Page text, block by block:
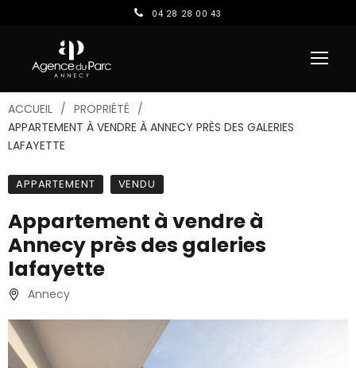
04 28 28 00 43
ACCUEIL
PROPRIÉTÉ
APPARTEMENT À VENDRE À ANNECY PRÈS DES GALERIES
LAFAYETTE
APPARTEMENT VENDU
Appartement à vendre à
Annecy près des galeries
lafayette
Annecy